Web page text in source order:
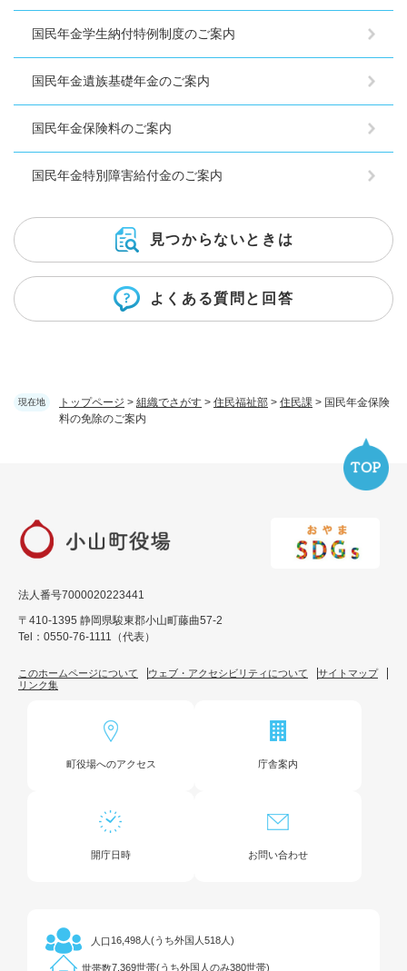
現在地 トップページ > 組織でさがす > 住民福祉部 > 住民課 > 国民年金保険
料の免除のご案内
国民年金学生納付特例制度のご案内
国民年金遺族基礎年金のご案内
国民年金保険料のご案内
国民年金特別障害給付金のご案内
見つからないときは
よくある質問と回答
法人番号7000020223441
〒410-1395 静岡県駿東郡小山町藤曲57-2
Tel：0550-76-1111（代表）
このホームページについて ウェブ・アクセシビリティについて
サイトマップ
リンク集
町役場へのアクセス 庁舎案内
開庁日時 お問い合わせ
人口16,498人(うち外国人518人)
世帯数7,369世帯(うち外国人のみ380世帯)